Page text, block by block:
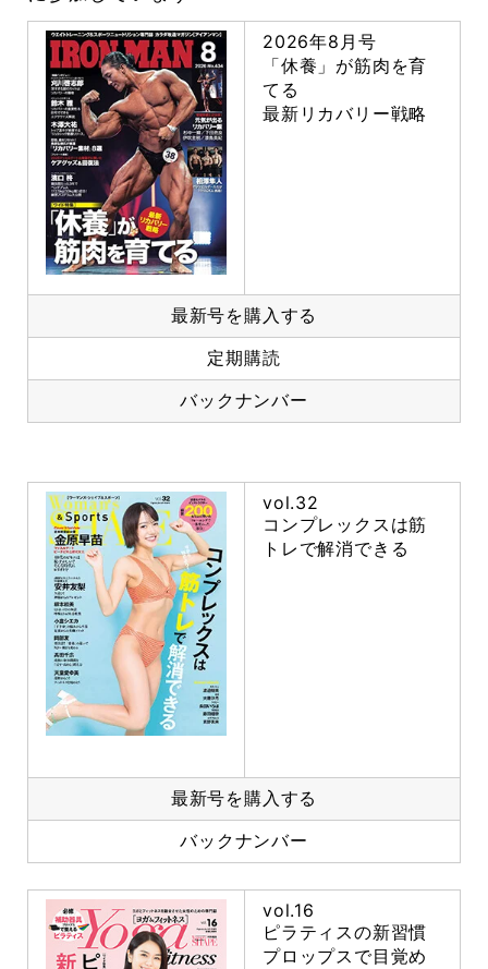
2026年8月号
「休養」が筋肉を育
てる
最新リカバリー戦略
最新号を購入する
定期購読
バックナンバー
vol.32
コンプレックスは筋
トレで解消できる
最新号を購入する
バックナンバー
vol.16
ピラティスの新習慣
プロップスで目覚め